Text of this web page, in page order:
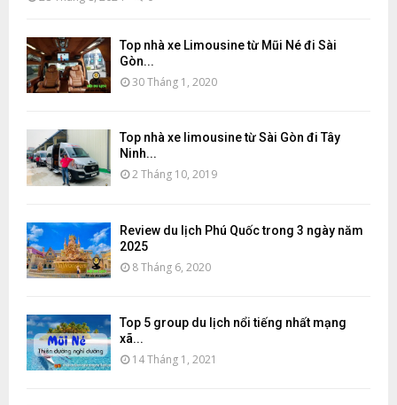
Top nhà xe Limousine từ Mũi Né đi Sài
Gòn...
30 Tháng 1, 2020
Top nhà xe limousine từ Sài Gòn đi Tây
Ninh...
2 Tháng 10, 2019
Review du lịch Phú Quốc trong 3 ngày năm
2025
8 Tháng 6, 2020
Top 5 group du lịch nổi tiếng nhất mạng
xã...
14 Tháng 1, 2021